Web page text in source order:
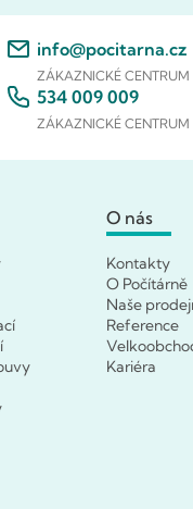
info@pocitarna.cz
ZÁKAZNICKÉ CENTRUM
534 009 009
ZÁKAZNICKÉ CENTRUM
O nás
Kontakty
O Počítárně
Naše
Reference
Kariéra